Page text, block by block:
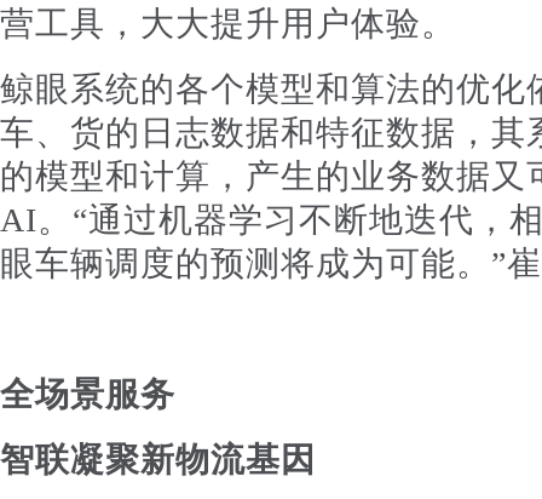
营工具，大大提升用户体验。
鲸眼系统的各个模型和算法的优化
车、货的日志数据和特征数据，
的模型和计算，产生的业务数据又
AI。“通过机器学习不断地迭代，
眼车辆调度的预测将成为可能。”
全场景服务
智联凝聚新物流基因